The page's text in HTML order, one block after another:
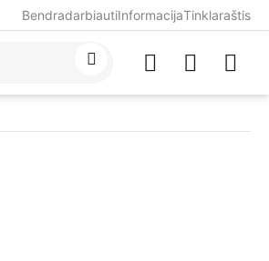
BendradarbiautiInformacijaTinklaraštis